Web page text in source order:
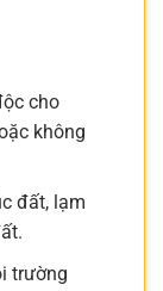
cho
không
đất, lạm
trường